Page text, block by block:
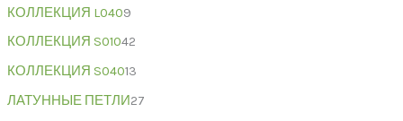
КОЛЛЕКЦИЯ L0409
КОЛЛЕКЦИЯ S01042
КОЛЛЕКЦИЯ S04013
ЛАТУННЫЕ ПЕТЛИ27